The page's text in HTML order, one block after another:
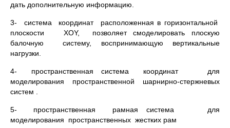
дать дополнительную информацию.
3- система координат расположенная в горизонтальной
плоскости ХОY, позволяет смоделировать плоскую
балочную систему, воспринимающую вертикальные
нагрузки.
4- пространственная система координат для
моделирования пространственной шарнирно-стержневых
систем .
5- пространственная рамная система для
моделирования пространственных жестких рам